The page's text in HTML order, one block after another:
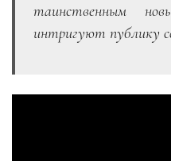
таинственным
интригуют публику